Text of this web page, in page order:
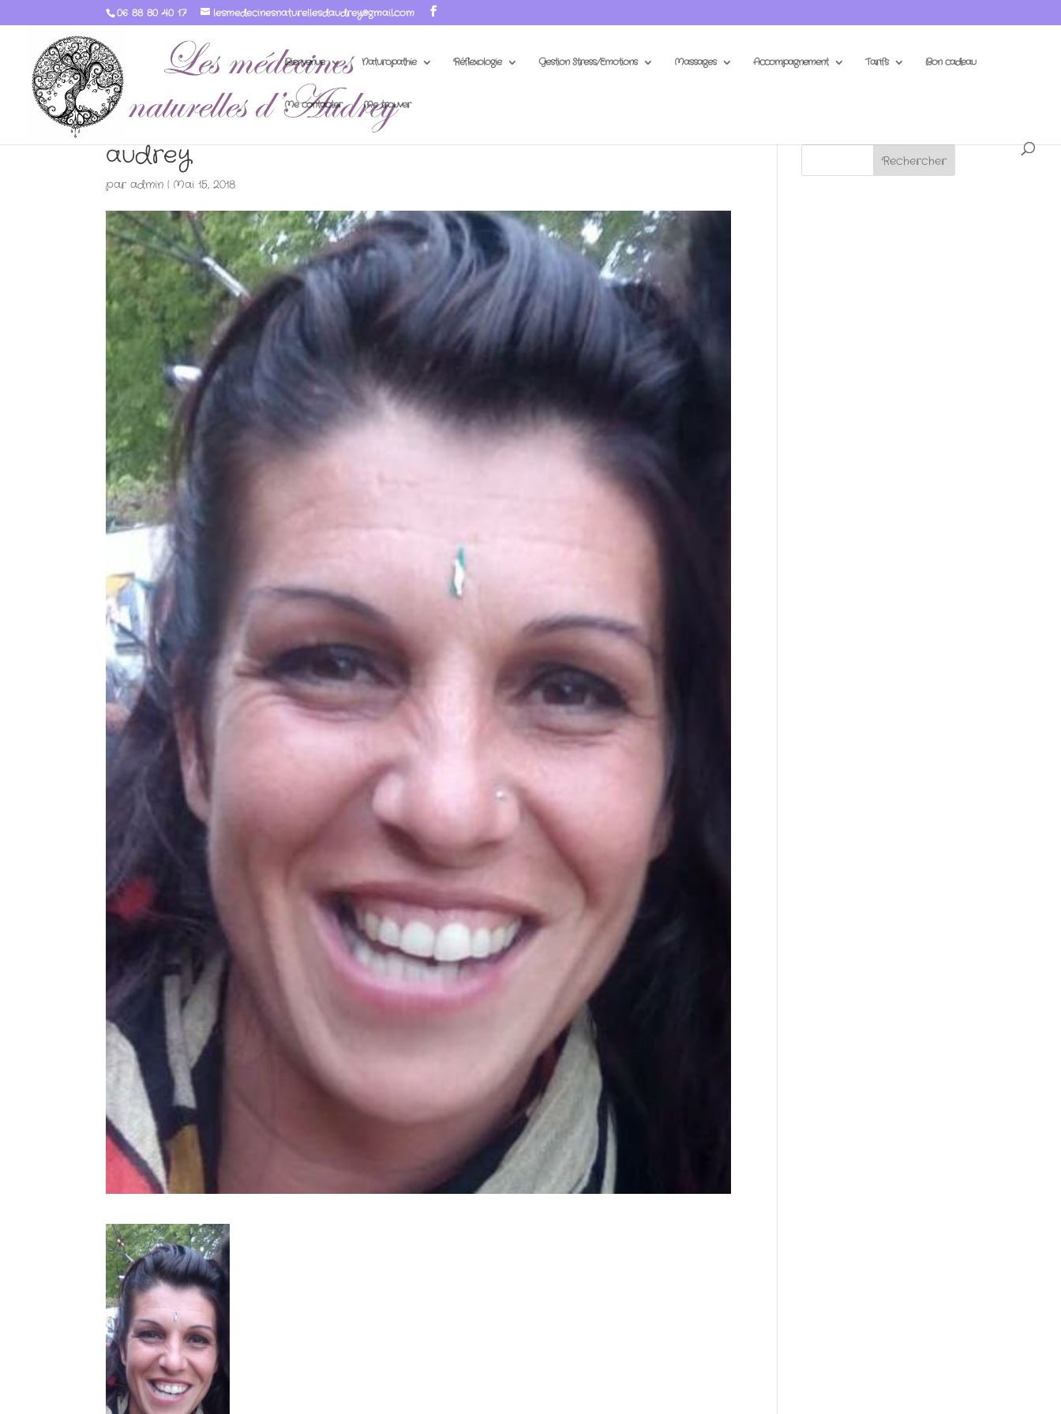
06 88 80 40 17 lesmedecinesnaturellesdaudrey@gmail.com
Bienvenue Naturopathie Réflexologie Gestion Stress/Emotions Massages Accompagnement Tarifs Bon cadeau
Me contacter Me trouver
audrey
paradmin | Mai 15, 2018